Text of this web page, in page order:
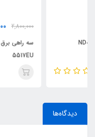
2,840,000 تومان
سه راهی برق هیسکا مدل CH-
دیدگاه‌ها